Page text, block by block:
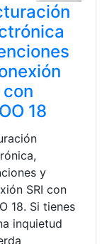
con
18
y
SRI con
18. Si tienes
inquietud